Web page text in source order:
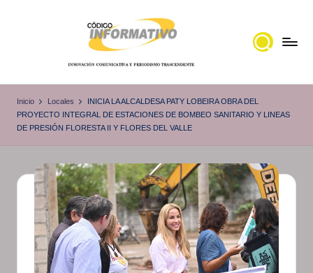
ó
d
g
o
I
n
noticias
Locales,
Inicio Locales
INICIA LA ALCALDESA PATY LOBEIRA OBRA DEL
PROYECTO INTEGRAL DE ESTACIONES DE BOMBEO SANITARIO Y LINEAS
DE PRESIÓN FLORESTA II Y FLORES DEL VALLE